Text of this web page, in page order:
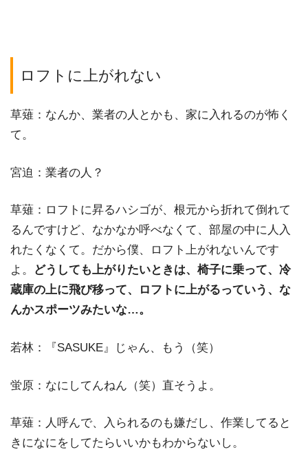
ロフトに上がれない
草薙：なんか、業者の人とかも、家に入れるのが怖く
て。
宮迫：業者の人？
草薙：ロフトに昇るハシゴが、根元から折れて倒れて
るんですけど、なかなか呼べなくて、部屋の中に人入
れたくなくて。だから僕、ロフト上がれないんです
よ。
どうしても上がりたいときは、椅子に乗って、冷
蔵庫の上に飛び移って、ロフトに上がるっていう、な
んかスポーツみたいな…。
若林：『SASUKE』じゃん、もう（笑）
蛍原：なにしてんねん（笑）直そうよ。
草薙：人呼んで、入られるのも嫌だし、作業してると
きになにをしてたらいいかもわからないし。